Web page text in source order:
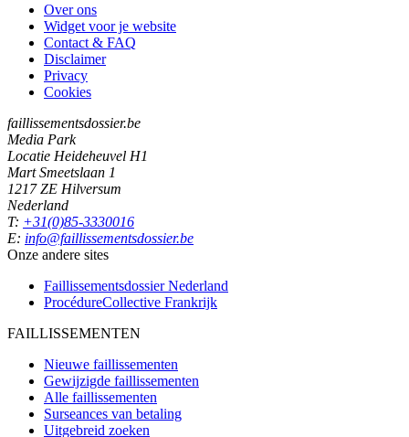
Over ons
Widget voor je website
Contact & FAQ
Disclaimer
Privacy
Cookies
faillissementsdossier.be
Media Park
Locatie Heideheuvel H1
Mart Smeetslaan 1
1217 ZE Hilversum
Nederland
T: +31(0)85-3330016
E: info@faillissementsdossier.be
Onze andere sites
Faillissementsdossier Nederland
ProcédureCollective Frankrijk
FAILLISSEMENTEN
Nieuwe faillissementen
Gewijzigde faillissementen
Alle faillissementen
Surseances van betaling
Uitgebreid zoeken